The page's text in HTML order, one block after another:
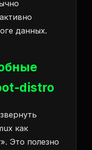
данных.
как
Это полезно